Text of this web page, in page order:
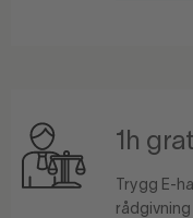
1h
Trygg E-